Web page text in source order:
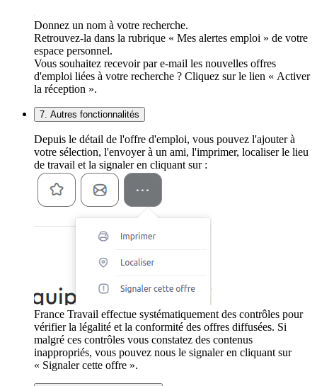
Donnez un nom à votre recherche.
Retrouvez-la dans la rubrique « Mes alertes emploi » de votre
espace personnel.
Vous souhaitez recevoir par e-mail les nouvelles offres
d'emploi liées à votre recherche ? Cliquez sur le lien « Activer
la réception ».
7. Autres fonctionnalités
Depuis le détail de l'offre d'emploi, vous pouvez l'ajouter à
votre sélection, l'envoyer à un ami, l'imprimer, localiser le lieu
de travail et la signaler en cliquant sur :
France Travail effectue systématiquement des contrôles pour
vérifier la légalité et la conformité des offres diffusées. Si
malgré ces contrôles vous constatez des contenus
inappropriés, vous pouvez nous le signaler en cliquant sur
« Signaler cette offre ».